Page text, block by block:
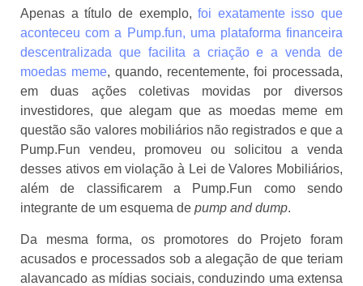
Apenas a título de exemplo,foi exatamente isso que
aconteceu com a Pump.fun, uma plataforma financeira
descentralizada que facilita a criação e a venda de
moedas meme, quando, recentemente, foi processada,
em duas ações coletivas movidas por diversos
investidores, que alegam que as moedas meme em
questão são valores mobiliários não registrados e que a
Pump.Fun vendeu, promoveu ou solicitou a venda
desses ativos em violação à Lei de Valores Mobiliários,
além de classificarem a Pump.Fun como sendo
integrante de um esquema de pump and dump.
Da mesma forma, os promotores do Projeto foram
acusados e processados sob a alegação de que teriam
alavancado as mídias sociais, conduzindo uma extensa